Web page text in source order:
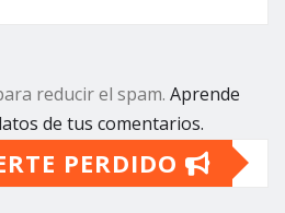
reducir el spam. Aprende
de tus comentarios.
PERDIDO